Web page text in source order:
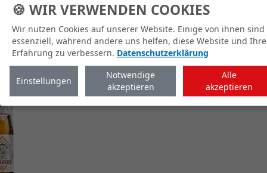
zum Shop
🍪 WIR VERWENDEN COOKIES
Wir nutzen Cookies auf unserer Website. Einige von ihnen sind
essenziell, während andere uns helfen, diese Website und Ihre
Erfahrung zu verbessern. Datenschutzerklärung
Einstellungen
Notwendige
akzeptieren
Alle
akzeptieren